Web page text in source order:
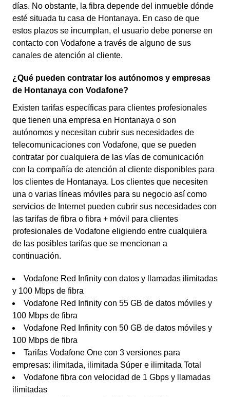
días. No obstante, la fibra depende del inmueble dónde
esté situada tu casa de Hontanaya. En caso de que
estos plazos se incumplan, el usuario debe ponerse en
contacto con Vodafone a través de alguno de sus
canales de atención al cliente.
¿Qué pueden contratar los autónomos y empresas
de Hontanaya con Vodafone?
Existen tarifas específicas para clientes profesionales
que tienen una empresa en Hontanaya o son
autónomos y necesitan cubrir sus necesidades de
telecomunicaciones con Vodafone, que se pueden
contratar por cualquiera de las vías de comunicación
con la compañía de atención al cliente disponibles para
los clientes de Hontanaya. Los clientes que necesiten
una o varias líneas móviles para su negocio así como
servicios de Internet pueden cubrir sus necesidades con
las tarifas de fibra o fibra + móvil para clientes
profesionales de Vodafone eligiendo entre cualquiera
de las posibles tarifas que se mencionan a
continuación.
Vodafone Red Infinity con datos y llamadas ilimitadas
y 100 Mbps de fibra
Vodafone Red Infinity con 55 GB de datos móviles y
100 Mbps de fibra
Vodafone Red Infinity con 50 GB de datos móviles y
100 Mbps de fibra
Tarifas Vodafone One con 3 versiones para
empresas: ilimitada, ilimitada Súper e ilimitada Total
Vodafone fibra con velocidad de 1 Gbps y llamadas
ilimitadas